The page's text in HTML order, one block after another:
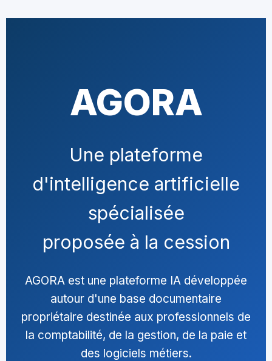
AGORA
Une plateforme
d'intelligence artificielle
spécialisée
proposée à la cession
AGORA est une plateforme IA développée
autour d'une base documentaire
propriétaire destinée aux professionnels de
la comptabilité, de la gestion, de la paie et
des logiciels métiers.